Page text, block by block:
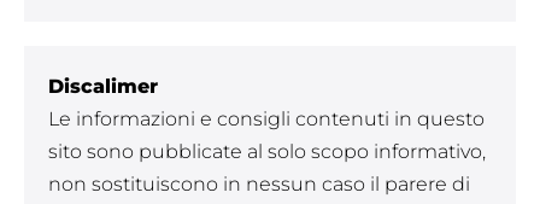
Discalimer
Le informazioni e consigli contenuti in questo
sito sono pubblicate al solo scopo informativo,
non sostituiscono in nessun caso il parere di